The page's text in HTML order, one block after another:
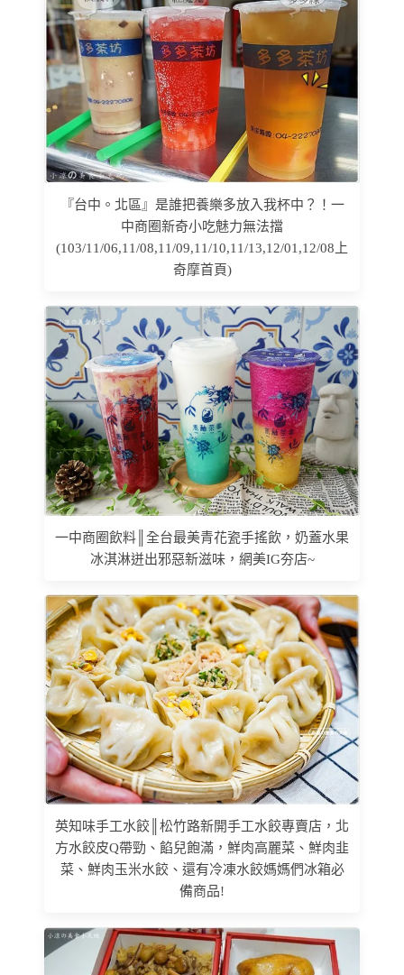
『台中。北區』是誰把養樂多放入我杯中？！一
中商圈新奇小吃魅力無法擋
(103/11/06,11/08,11/09,11/10,11/13,12/01,12/08上
奇摩首頁)
一中商圈飲料║全台最美青花瓷手搖飲，奶蓋水果
冰淇淋迸出邪惡新滋味，網美IG夯店~
英知味手工水餃║松竹路新開手工水餃專賣店，北
方水餃皮Q帶勁、餡兒飽滿，鮮肉高麗菜、鮮肉韭
菜、鮮肉玉米水餃、還有冷凍水餃媽媽們冰箱必
備商品!